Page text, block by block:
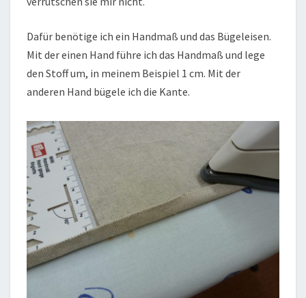
Dafür benötige ich ein Handmaß und das Bügeleisen.
Mit der einen Hand führe ich das Handmaß und lege
den Stoff um, in meinem Beispiel 1 cm. Mit der
anderen Hand bügele ich die Kante.